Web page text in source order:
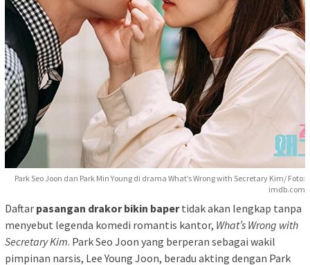
Park Seo Joon dan Park Min Young di drama What’s Wrong with Secretary Kim/ Foto:
imdb.com
Daftar pasangan drakor bikin bapertidak akan lengkap tanpa
menyebut legenda komedi romantis kantor, What’s Wrong with
Secretary Kim. Park Seo Joon yang berperan sebagai wakil
pimpinan narsis, Lee Young Joon, beradu akting dengan Park